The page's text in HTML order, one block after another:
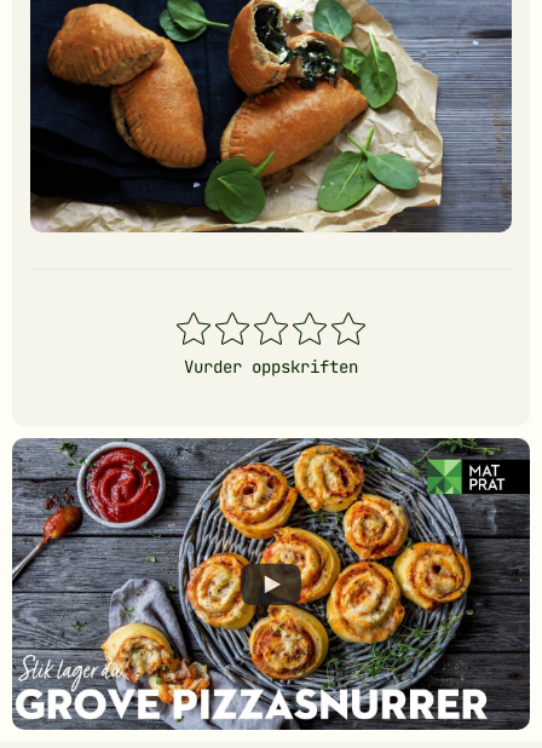
1
stjerner
2
stjerner
3
stjerner
4
stjerner
5
stjerner
Vurder oppskriften